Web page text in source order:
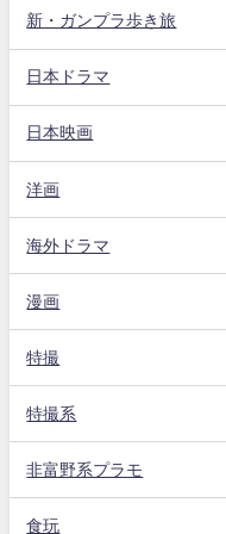
新・ガンプラ歩き旅
日本ドラマ
日本映画
洋画
海外ドラマ
漫画
特撮
特撮系
非富野系プラモ
食玩